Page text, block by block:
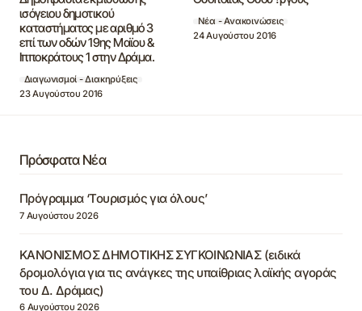
ισόγειου δημοτικού
καταστήματος με αριθμό 3
επί των οδών 19ης Μαϊου &
Ιπποκράτους 1 στην Δράμα.
Διαγωνισμοί - Διακηρύξεις
23 Αυγούστου 2016
Νέα - Ανακοινώσεις
24 Αυγούστου 2016
Πρόσφατα Νέα
Πρόγραμμα ‘Τουρισμός για όλους’
7 Αυγούστου 2026
ΚΑΝΟΝΙΣΜΟΣ ΔΗΜΟΤΙΚΗΣ ΣΥΓΚΟΙΝΩΝΙΑΣ (ειδικά
δρομολόγια για τις ανάγκες της υπαίθριας λαϊκής αγοράς
του Δ. Δράμας)
6 Αυγούστου 2026